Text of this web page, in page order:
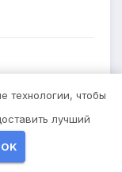
Помощь,
технологии, чтобы
лучший
OK